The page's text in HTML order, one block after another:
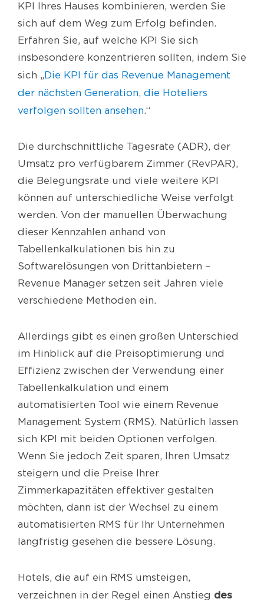
KPI Ihres Hauses kombinieren, werden Sie
sich auf dem Weg zum Erfolg befinden.
Erfahren Sie, auf welche KPI Sie sich
insbesondere konzentrieren sollten, indem Sie
sich „ Die KPI für das Revenue Management
der nächsten Generation, die Hoteliers
verfolgen sollten ansehen.“
Die durchschnittliche Tagesrate (ADR), der
Umsatz pro verfügbarem Zimmer (RevPAR),
die Belegungsrate und viele weitere KPI
können auf unterschiedliche Weise verfolgt
werden. Von der manuellen Überwachung
dieser Kennzahlen anhand von
Tabellenkalkulationen bis hin zu
Softwarelösungen von Drittanbietern –
Revenue Manager setzen seit Jahren viele
verschiedene Methoden ein.
Allerdings gibt es einen großen Unterschied
im Hinblick auf die Preisoptimierung und
Effizienz zwischen der Verwendung einer
Tabellenkalkulation und einem
automatisierten Tool wie einem Revenue
Management System (RMS). Natürlich lassen
sich KPI mit beiden Optionen verfolgen.
Wenn Sie jedoch Zeit sparen, Ihren Umsatz
steigern und die Preise Ihrer
Zimmerkapazitäten effektiver gestalten
möchten, dann ist der Wechsel zu einem
automatisierten RMS für Ihr Unternehmen
langfristig gesehen die bessere Lösung.
Hotels, die auf ein RMS umsteigen,
verzeichnen in der Regel einen Anstieg des